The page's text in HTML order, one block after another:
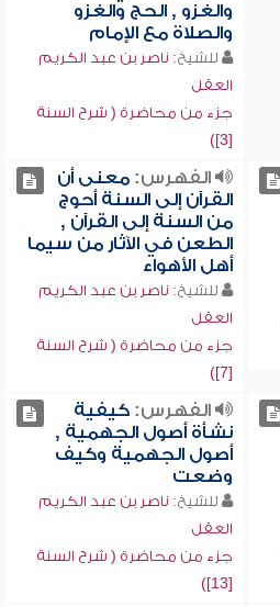
والغزو , الحج والغزو
والصلاة مع الإمام
للشيخ: ناصر بن عبد الكريم
العقل
جزء من محاضرة ( شرح السنة
[3])
الفهرس:معنى أن
القرآن إلى السنة أحوج
من السنة إلى القرآن ,
الطعن في الآثار من سيما
أهل الأهواء
للشيخ: ناصر بن عبد الكريم
العقل
جزء من محاضرة ( شرح السنة
[7])
الفهرس:كيفية
نشأة أصول الجهمية ,
أصول الجهمية وكيف
وضعت
للشيخ: ناصر بن عبد الكريم
العقل
جزء من محاضرة ( شرح السنة
[13])